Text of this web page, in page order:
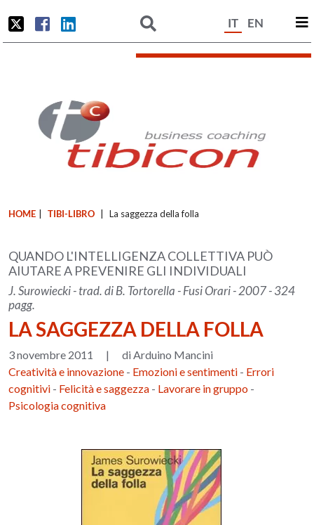
IT EN
HOME TIBI-LIBRO La saggezza della folla
QUANDO L'INTELLIGENZA COLLETTIVA PUÒ
AIUTARE A PREVENIRE GLI INDIVIDUALI
J. Surowiecki - trad. di B. Tortorella - Fusi Orari - 2007 - 324
pagg.
LA SAGGEZZA DELLA FOLLA
3 novembre 2011 |
di Arduino Mancini
Creatività e innovazione - Emozioni e sentimenti - Errori
cognitivi - Felicità e saggezza - Lavorare in gruppo -
Psicologia cognitiva